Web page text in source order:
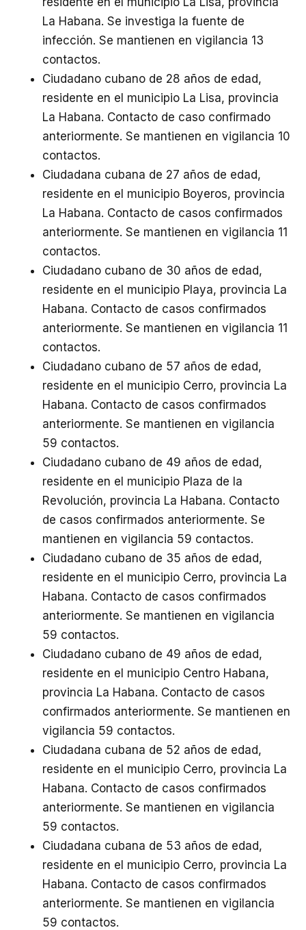
La Habana. Se investiga la fuente de
infección. Se mantienen en vigilancia 13
contactos.
Ciudadano cubano de 28 años de edad,
residente en el municipio La Lisa, provincia
La Habana. Contacto de caso confirmado
anteriormente. Se mantienen en vigilancia 10
contactos.
Ciudadana cubana de 27 años de edad,
residente en el municipio Boyeros, provincia
La Habana. Contacto de casos confirmados
anteriormente. Se mantienen en vigilancia 11
contactos.
Ciudadano cubano de 30 años de edad,
residente en el municipio Playa, provincia La
Habana. Contacto de casos confirmados
anteriormente. Se mantienen en vigilancia 11
contactos.
Ciudadano cubano de 57 años de edad,
residente en el municipio Cerro, provincia La
Habana. Contacto de casos confirmados
anteriormente. Se mantienen en vigilancia
59 contactos.
Ciudadano cubano de 49 años de edad,
residente en el municipio Plaza de la
Revolución, provincia La Habana. Contacto
de casos confirmados anteriormente. Se
mantienen en vigilancia 59 contactos.
Ciudadano cubano de 35 años de edad,
residente en el municipio Cerro, provincia La
Habana. Contacto de casos confirmados
anteriormente. Se mantienen en vigilancia
59 contactos.
Ciudadano cubano de 49 años de edad,
residente en el municipio Centro Habana,
provincia La Habana. Contacto de casos
confirmados anteriormente. Se mantienen en
vigilancia 59 contactos.
Ciudadana cubana de 52 años de edad,
residente en el municipio Cerro, provincia La
Habana. Contacto de casos confirmados
anteriormente. Se mantienen en vigilancia
59 contactos.
Ciudadana cubana de 53 años de edad,
residente en el municipio Cerro, provincia La
Habana. Contacto de casos confirmados
anteriormente. Se mantienen en vigilancia
59 contactos.